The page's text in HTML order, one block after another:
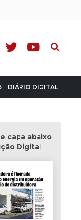
Pesquisa
DIÁRIO DIGITAL
capa abaixo
Digital